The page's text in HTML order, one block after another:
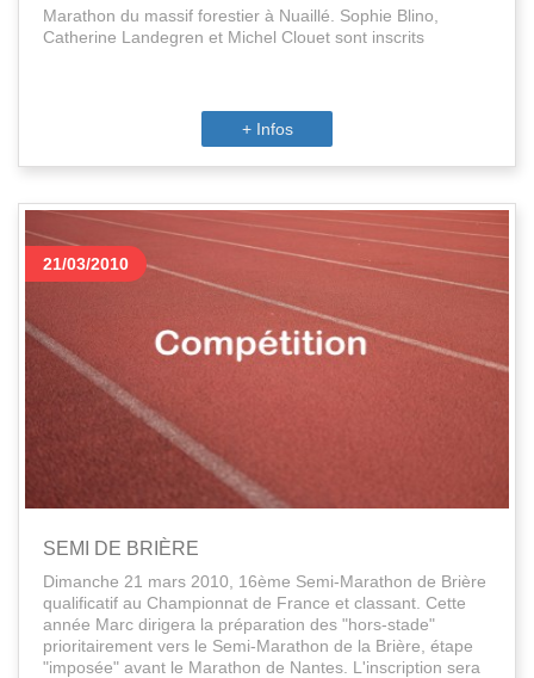
Marathon du massif forestier à Nuaillé. Sophie Blino,
Catherine Landegren et Michel Clouet sont inscrits
+ Infos
SEMI DE BRIÈRE
Dimanche 21 mars 2010, 16ème Semi-Marathon de Brière
qualificatif au Championnat de France et classant. Cette
année Marc dirigera la préparation des "hors-stade"
prioritairement vers le Semi-Marathon de la Brière, étape
"imposée" avant le Marathon de Nantes. L'inscription sera
21/03/2010